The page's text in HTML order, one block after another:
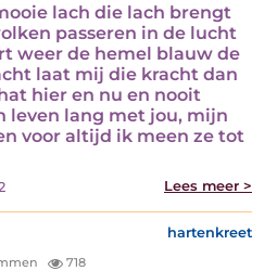
lach die lach brengt
passeren in de lucht
weer de hemel blauw de
laat mij die kracht dan
hier en nu en nooit
leven lang met jou, mijn
voor altijd ik meen ze tot
Lees meer >
hartenkreet
718